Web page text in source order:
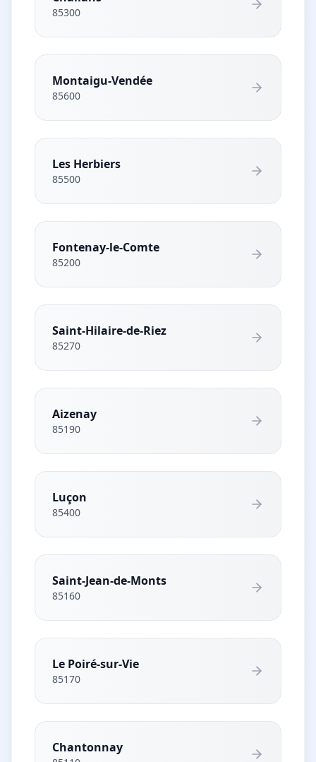
85300
Montaigu-Vendée
85600
Les Herbiers
85500
Fontenay-le-Comte
85200
Saint-Hilaire-de-Riez
85270
Aizenay
85190
Luçon
85400
Saint-Jean-de-Monts
85160
Le Poiré-sur-Vie
85170
Chantonnay